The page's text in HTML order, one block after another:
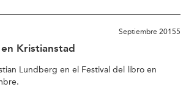
Septiembre 20155
Kristianstad
Lundberg en el Festival del libro en